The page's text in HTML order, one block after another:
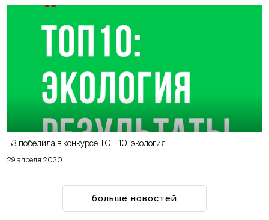
29 апреля 2020
Б3 победила в конкурсе ТОП 10: экология
больше новостей